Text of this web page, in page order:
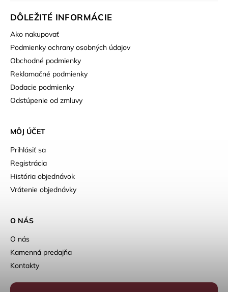
DÔLEŽITÉ INFORMÁCIE
Ako nakupovať
Podmienky ochrany osobných údajov
Obchodné podmienky
Reklamačné podmienky
Dodacie podmienky
Odstúpenie od zmluvy
MÔJ ÚČET
Prihlásiť sa
Registrácia
História objednávok
Vrátenie objednávky
O NÁS
O nás
Kamenná predajňa
Kontakty